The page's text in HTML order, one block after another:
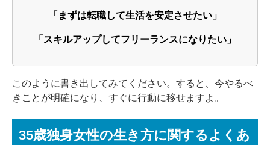
「まずは転職して生活を安定させたい」
「スキルアップしてフリーランスになりたい」
このように書き出してみてください。すると、今やるべ
きことが明確になり、すぐに行動に移せますよ。
35歳独身女性の生き方に関するよくあ